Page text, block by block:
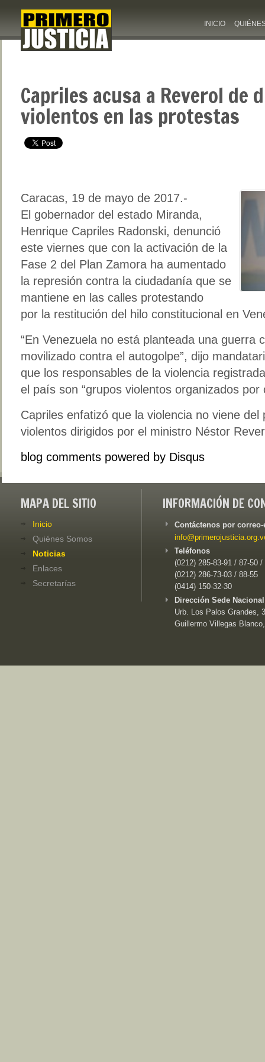
INICIO
Capriles acusa a Reverol
violentos en las protestas
Caracas, 19 de mayo de 2017.-
El gobernador del estado Miranda,
Henrique Capriles Radonski, denunció
este viernes que con la activación de la
Fase 2 del Plan Zamora ha aumentado
la represión contra la ciudadanía que se
mantiene en las calles protestando
por la restitución del hilo constitucional en
“En Venezuela no está planteada una guerra
movilizado contra el autogolpe”, dijo
que los responsables de la violencia
el país son “grupos violentos organizados por
Capriles enfatizó que la violencia no viene del
violentos dirigidos por el ministro Néstor
blog comments powered by Disqus
MAPA DEL SITIO
Inicio
Quiénes Somos
Noticias
Enlaces
Secretarías
INFORMACIÓN DE
Contáctenos por
Teléfonos
(0212) 285-83-91 / 87-50 /
(0212) 286-73-03 / 88-55
(0414) 150-32-30
Dirección Sede
Urb. Los Palos Grandes,
Guillermo Villegas